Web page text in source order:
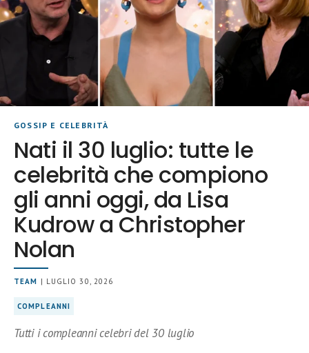
GOSSIP E CELEBRITÀ
Nati il 30 luglio: tutte le
celebrità che compiono
gli anni oggi, da Lisa
Kudrow a Christopher
Nolan
TEAM | LUGLIO 30, 2026
COMPLEANNI
Tutti i compleanni celebri del 30 luglio